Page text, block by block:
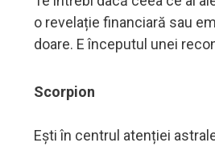
o revelație financiară sau
doare. E începutul unei
Scorpion
Ești în centrul atenției